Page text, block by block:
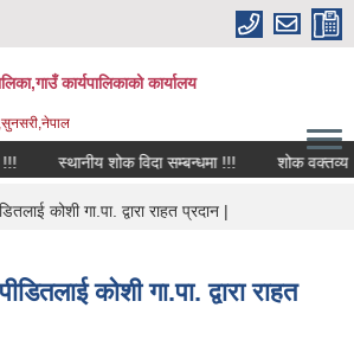
कार्यपालिकाको कार्यालय
स्थानीय शोक विदा सम्बन्धमा !!! शोक वक्तव्य
कोशी गा.पा. द्वारा राहत प्रदान |
कोशी गा.पा. द्वारा राहत